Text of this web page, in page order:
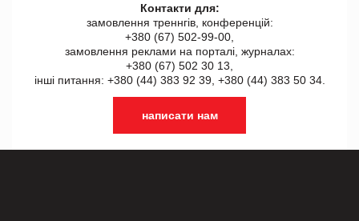
Контакти для:
замовлення треннгів, конференцій:
+380 (67) 502-99-00,
замовлення реклами на порталі, журналах:
+380 (67) 502 30 13,
інші питання: +380 (44) 383 92 39, +380 (44) 383 50 34.
написати нам